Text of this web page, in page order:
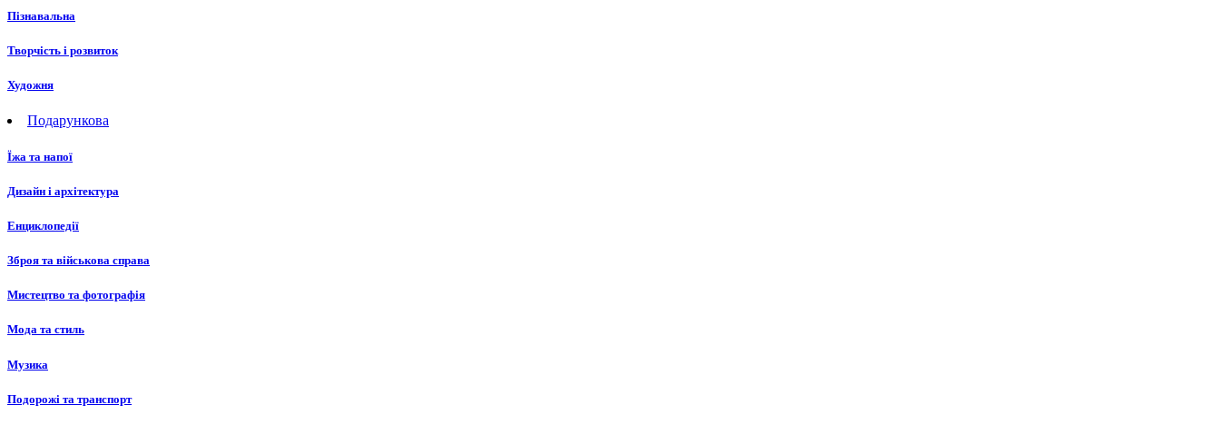
Пізнавальна
Творчість і розвиток
Художня
Подарункова
Їжа та напої
Дизайн і архітектура
Енциклопедії
Зброя та військова справа
Мистецтво та фотографія
Мода та стиль
Музика
Подорожі та транспорт